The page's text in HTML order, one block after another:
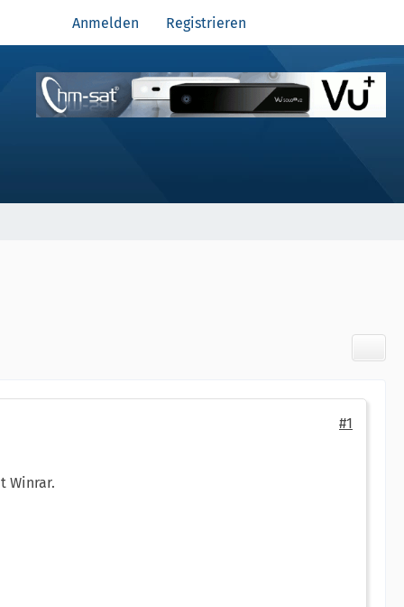
Anmelden Registrieren
#1
Winrar.